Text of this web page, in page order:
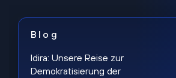
Blog
Idira: Unsere Reise zur
Demokratisierung der